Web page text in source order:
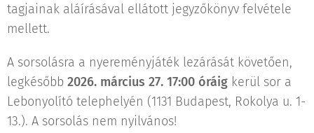
tagjainak aláírásával ellátott jegyzőkönyv felvétele
mellett.
A sorsolásra a nyereményjáték lezárását követően,
legkésőbb 2026. március 27. 17:00 óráig kerül sor a
Lebonyolító telephelyén (1131 Budapest, Rokolya u. 1-
13.). A sorsolás nem nyilvános!